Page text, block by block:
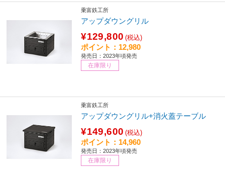
乗富鉄工所
アップダウングリル
¥129,800 (税込)
ポイント：12,980
発売日：2023年頃発売
在庫限り
乗富鉄工所
アップダウングリル+消火蓋テーブル
¥149,600 (税込)
ポイント：14,960
発売日：2023年頃発売
在庫限り